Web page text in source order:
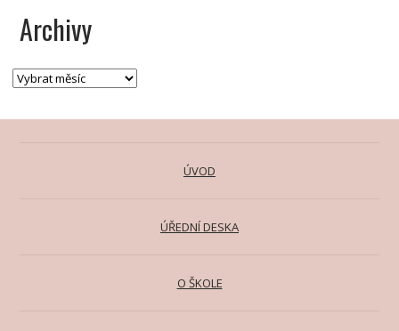
Archivy
ÚVOD
ÚŘEDNÍ DESKA
O ŠKOLE